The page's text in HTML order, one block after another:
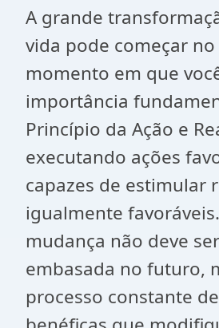
A grande
vida pode começar
momento em que
importância
Princípio da Ação e
executando ações
capazes de estimular
igualmente
mudança não deve
embasada no futuro,
processo constante